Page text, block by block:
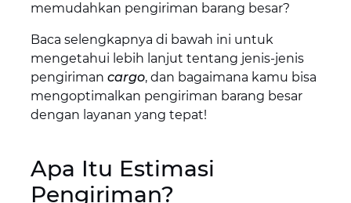
memudahkan pengiriman barang besar?
Baca selengkapnya di bawah ini untuk
mengetahui lebih lanjut tentang jenis-jenis
pengiriman cargo, dan bagaimana kamu bisa
mengoptimalkan pengiriman barang besar
dengan layanan yang tepat!
Apa Itu Estimasi
Pengiriman?